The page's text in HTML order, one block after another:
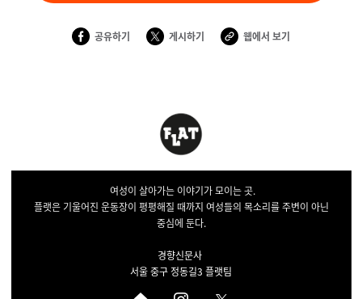
공유하기 게시하기 웹에서 보기
여성이 살아가는 이야기가 모이는 곳.
플랫은 기울어진 운동장이 평평해질 때까지 여성들의 목소리를 주변이 아닌
중심에 둔다.
경향신문사
서울 중구 정동길3 플랫팀